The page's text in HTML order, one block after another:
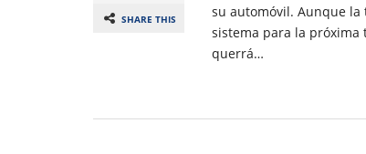
SHARE THIS
su automóvil. Aunque
sistema para la próxima
querrá…